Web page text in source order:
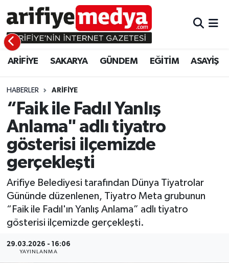
ARİFİYE SAKARYA GÜNDEM EĞİTİM ASAYİŞ
HABERLER ARİFİYE
“Faik ile Fadıl Yanlış
Anlama" adlı tiyatro
gösterisi ilçemizde
gerçekleşti
Arifiye Belediyesi tarafından Dünya Tiyatrolar
Gününde düzenlenen, Tiyatro Meta grubunun
“Faik ile Fadıl'ın Yanlış Anlama” adlı tiyatro
gösterisi ilçemizde gerçekleşti.
29.03.2026 - 16:06
YAYINLANMA
ARİFİYE
SAKARYA
GÜNDEM
EĞİTİM
ASAYİŞ
EKONOMİ
ARİFİYE
GÜNDEM
EĞİTİM
EKONOMİ
ASAYİŞ
Sakarya Hava Durumu
Sakarya Namaz Vakitleri
Sakarya Trafik Yoğunluk Haritası
Süper Lig Puan Durumu ve Fikstür
Tüm Manşetler
Son Dakika Haberleri
Haber Arşivi